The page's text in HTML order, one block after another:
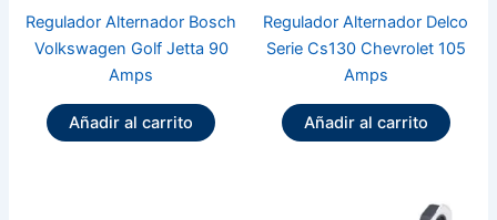
Regulador Alternador Bosch
Volkswagen Golf Jetta 90
Amps
Añadir al carrito
Regulador Alternador Delco
Serie Cs130 Chevrolet 105
Amps
Añadir al carrito